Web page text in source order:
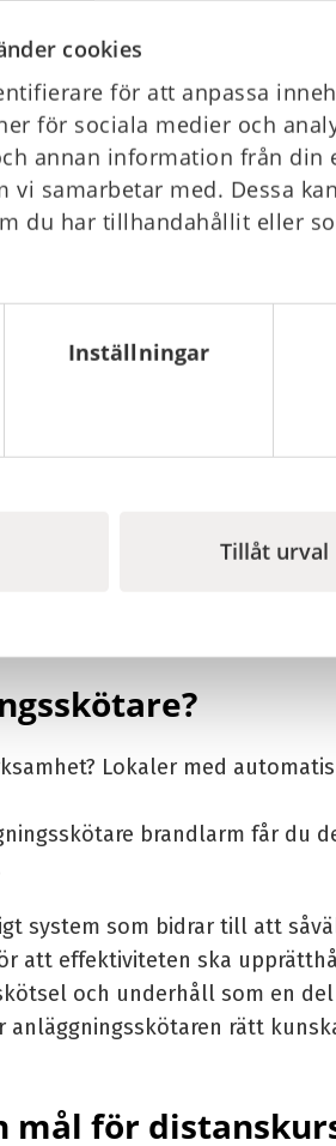
cookies
för att anpassa
för sociala medier och
annan information från
vi samarbetar med. Dessa
du har tillhandahållit eller
Inställningar
Tillåt urval
Lokaler med
brandlarm får du
system som bidrar till att
att effektiviteten ska
och underhåll som en
anläggningsskötaren rätt
mål för